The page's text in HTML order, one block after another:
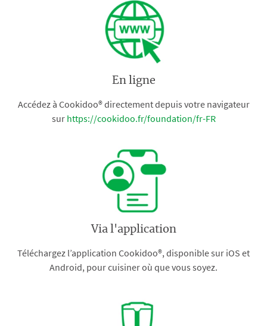
En ligne
Accédez à Cookidoo® directement depuis votre navigateur
sur https://cookidoo.fr/foundation/fr-FR
Via l'application
Téléchargez l’application Cookidoo®, disponible sur iOS et
Android, pour cuisiner où que vous soyez.